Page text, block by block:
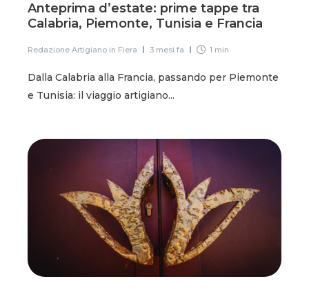
Anteprima d’estate: prime tappe tra
Calabria, Piemonte, Tunisia e Francia
Redazione Artigiano in Fiera 3 mesi fa 1 min
Dalla Calabria alla Francia, passando per Piemonte
e Tunisia: il viaggio artigiano...